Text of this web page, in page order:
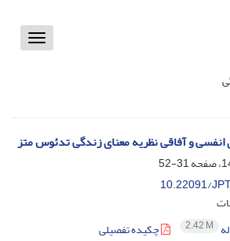
Toggle
انفسی و آفاقی نظریه معنای زندگی تدئوس متز
31-52
10.22091/
2.42 M چکیده تفصیلی